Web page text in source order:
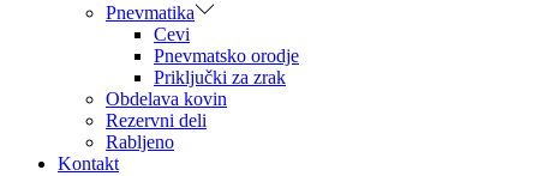
Pnevmatika
Cevi
Pnevmatsko orodje
Priključki za zrak
Obdelava kovin
Rezervni deli
Rabljeno
Kontakt